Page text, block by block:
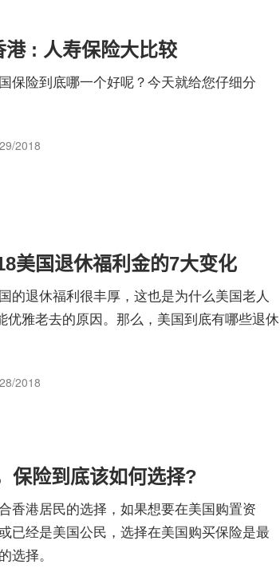
港 : 人寿保险大比较
保险到底哪一个好呢？今天就给您仔细分
2018
美国退休福利金的7大变化
的退休福利很丰厚，这也是为什么美国老人
优雅老去的原因。那么，美国到底有哪些退休
2018
保险到底该如何选择?
香港居民的选择，如果想要在美国购置资
已经是美国公民，选择在美国购买保险是最
选择。